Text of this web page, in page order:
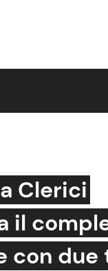
Gossip
Bellezze
Clerici
il
con due